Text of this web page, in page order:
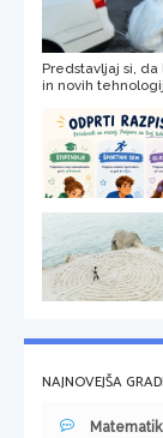
Predstavljaj si,
in novih
NAJNOVEJŠA